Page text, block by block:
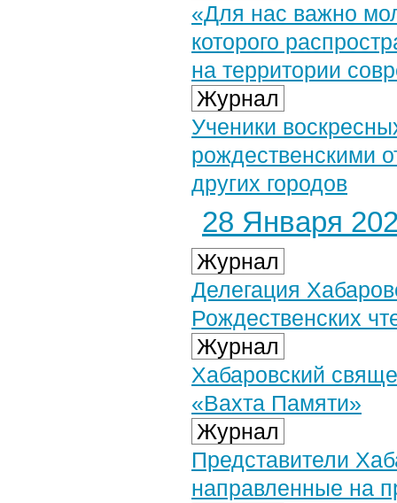
«Для нас важно
которого
на территории
Журнал
Ученики
рождественскими
других городов
28 Января
Журнал
Делегация
Рождественских
Журнал
Хабаровский
«Вахта Памяти»
Журнал
Представители
направленные на